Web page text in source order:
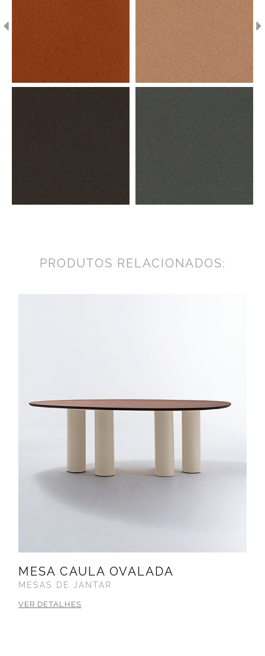
PRODUTOS RELACIONADOS:
MESA CAULA OVALADA
MESAS DE JANTAR
VER DETALHES